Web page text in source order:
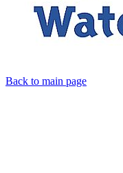
Back to main page